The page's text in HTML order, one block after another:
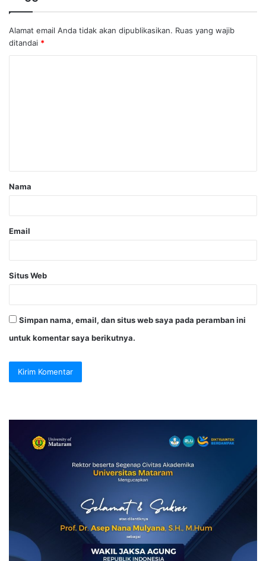
Alamat email Anda tidak akan dipublikasikan. Ruas yang wajib
ditandai *
Nama
Email
Situs Web
Simpan nama, email, dan situs web saya pada peramban ini
untuk komentar saya berikutnya.